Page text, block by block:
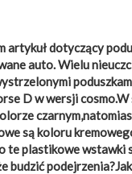
artykuł dotyczący
auto. Wielu
D w wersji
są koloru
te plastikowe wstawki
budzić